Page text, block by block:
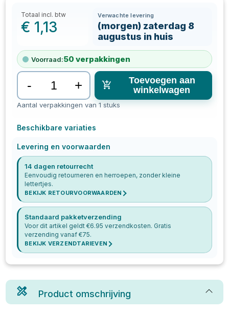
Totaal incl. btw
€ 1,13
Verwachte levering
(morgen) zaterdag 8
augustus in huis
Voorraad:50 verpakkingen
- +
Toevoegen aan
winkelwagen
Aantal verpakkingen van 1 stuks
Beschikbare variaties
Levering en voorwaarden
14 dagen retourrecht
Eenvoudig retourneren en herroepen, zonder kleine
lettertjes.
BEKIJK RETOURVOORWAARDEN
Standaard pakketverzending
Voor dit artikel geldt €6.95 verzendkosten. Gratis
verzending vanaf €75.
BEKIJK VERZENDTARIEVEN
Product omschrijving